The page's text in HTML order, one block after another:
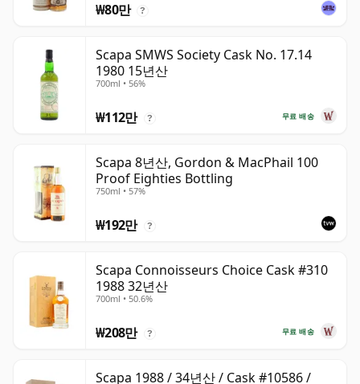
₩80만 ?
Scapa SMWS Society Cask No. 17.14
1980 15년산
700ml • 56%
무료 배송
₩112만 ?
Scapa 8년산, Gordon & MacPhail 100
Proof Eighties Bottling
750ml • 57%
₩192만 ?
Scapa Connoisseurs Choice Cask #310
1988 32년산
700ml • 50.6%
무료 배송
₩208만 ?
Scapa 1988 / 34년산 / Cask #10586 /